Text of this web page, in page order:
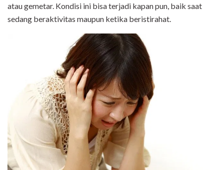
atau gemetar. Kondisi ini bisa terjadi kapan pun, baik saat
sedang beraktivitas maupun ketika beristirahat.